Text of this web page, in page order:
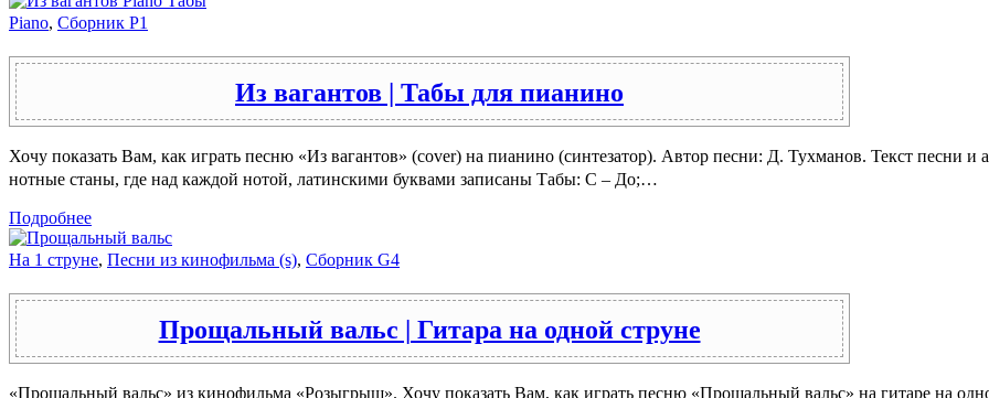
Piano, Сборник P1
Из вагантов | Табы для пианино
Хочу показать Вам, как играть песню «Из вагантов» (cover) на пианино (синтезатор). Автор песни: Д. Тухманов. Текст песни и
нотные станы, где над каждой нотой, латинскими буквами записаны Табы: C – До;…
Подробнее
На 1 струне, Песни из кинофильма (s), Сборник G4
Прощальный вальс | Гитара на одной струне
«Прощальный вальс» из кинофильма «Розыгрыш». Хочу показать Вам, как играть песню «Прощальный вальс» на гитаре на